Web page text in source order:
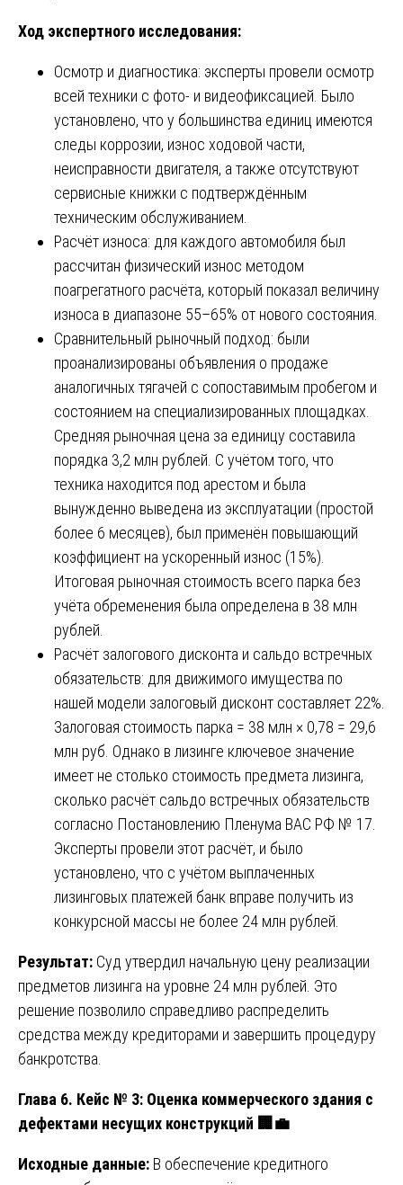
Ход экспертного исследования:
Осмотр и диагностика: эксперты провели осмотр
всей техники с фото- и видеофиксацией. Было
установлено, что у большинства единиц имеются
следы коррозии, износ ходовой части,
неисправности двигателя, а также отсутствуют
сервисные книжки с подтверждённым
техническим обслуживанием.
Расчёт износа: для каждого автомобиля был
рассчитан физический износ методом
поагрегатного расчёта, который показал величину
износа в диапазоне 55–65% от нового состояния.
Сравнительный рыночный подход: были
проанализированы объявления о продаже
аналогичных тягачей с сопоставимым пробегом и
состоянием на специализированных площадках.
Средняя рыночная цена за единицу составила
порядка 3,2 млн рублей. С учётом того, что
техника находится под арестом и была
вынужденно выведена из эксплуатации (простой
более 6 месяцев), был применён повышающий
коэффициент на ускоренный износ (15%).
Итоговая рыночная стоимость всего парка без
учёта обременения была определена в 38 млн
рублей.
Расчёт залогового дисконта и сальдо встречных
обязательств: для движимого имущества по
нашей модели залоговый дисконт составляет 22%.
Залоговая стоимость парка = 38 млн × 0,78 = 29,6
млн руб. Однако в лизинге ключевое значение
имеет не столько стоимость предмета лизинга,
сколько расчёт сальдо встречных обязательств
согласно Постановлению Пленума ВАС РФ № 17.
Эксперты провели этот расчёт, и было
установлено, что с учётом выплаченных
лизинговых платежей банк вправе получить из
конкурсной массы не более 24 млн рублей.
Результат: Суд утвердил начальную цену реализации
предметов лизинга на уровне 24 млн рублей. Это
решение позволило справедливо распределить
средства между кредиторами и завершить процедуру
банкротства.
Глава 6. Кейс № 3: Оценка коммерческого здания с
дефектами несущих конструкций 🏢💼
Исходные данные: В обеспечение кредитного